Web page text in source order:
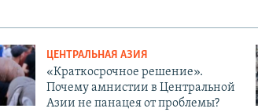
ЦЕНТРАЛЬНАЯ АЗИЯ
«Краткосрочное решение».
Почему амнистии в Центральной
Азии не панацея от проблемы?